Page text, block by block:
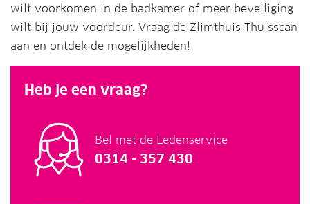
wilt voorkomen in de badkamer of meer beveiliging
wilt bij jouw voordeur. Vraag de Zlimthuis Thuisscan
aan en ontdek de mogelijkheden!
Heb je een vraag?
Bel met de Ledenservice
0314 - 357 430